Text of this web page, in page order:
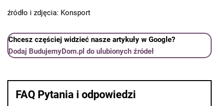
źródło i zdjęcia: Konsport
Chcesz częściej widzieć nasze artykuły w Google?
Dodaj BudujemyDom.pl do ulubionych źródeł
FAQ Pytania i odpowiedzi